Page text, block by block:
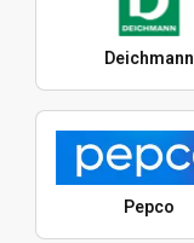
Deichmann
Pepco